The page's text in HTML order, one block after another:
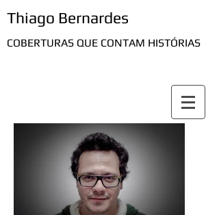
Thiago Bernardes
COBERTURAS QUE CONTAM HISTÓRIAS